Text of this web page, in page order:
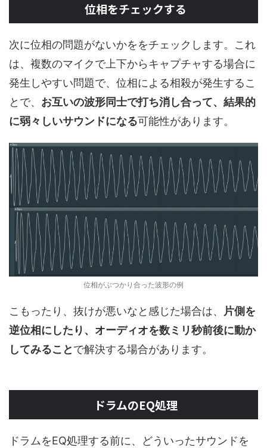
位相をチェックする
次に位相の問題がないかををチェックします。これ
は、複数のマイクで上下からキャプチャする場合に
発生しやすい問題で、位相による相殺が発生するこ
とで、 お互いの波形同士で打ち消し合って、結果的
に弱々しいサウンドになる可能性があります。
位相がぶつかり合った波形の例
こもったり、抜けが悪いなと感じた場合は、 片側を
逆位相にしたり、オーディオを数ミリ秒前後に動か
してみることで解決する場合があります。
ドラムのEQ処理
ドラムをEQ処理する前に、どういったサウンドを